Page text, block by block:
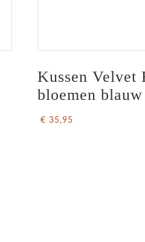
Kussen Velvet
bloemen blauw
€ 35,95